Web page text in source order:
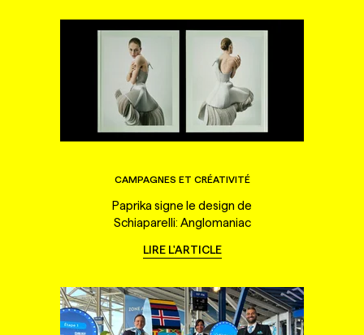
CAMPAGNES ET CRÉATIVITÉ
Paprika signe le design de
Schiaparelli: Anglomaniac
LIRE L'ARTICLE